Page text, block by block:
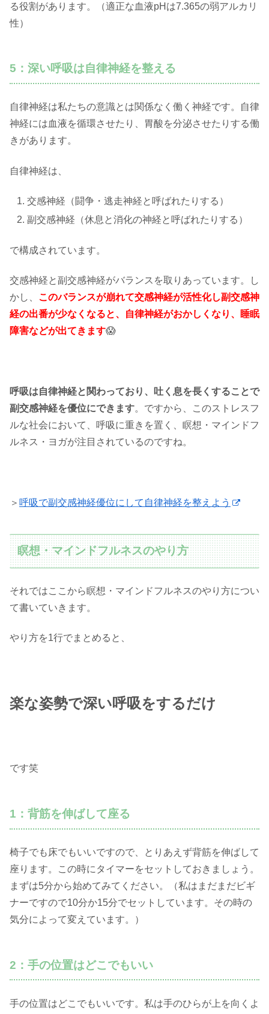
る役割があります。（適正な血液pHは7.365の弱アルカリ
性）
5：深い呼吸は自律神経を整える
自律神経は私たちの意識とは関係なく働く神経です。自律
神経には血液を循環させたり、胃酸を分泌させたりする働
きがあります。
自律神経は、
交感神経（闘争・逃走神経と呼ばれたりする）
副交感神経（休息と消化の神経と呼ばれたりする）
で構成されています。
交感神経と副交感神経がバランスを取りあっています。し
かし、 このバランスが崩れて交感神経が活性化し副交感神
経の出番が少なくなると、自律神経がおかしくなり、睡眠
障害などが出てきます😱
呼吸は自律神経と関わっており、吐く息を長くすることで
副交感神経を優位にできます。ですから、このストレスフ
ルな社会において、呼吸に重きを置く、瞑想・マインドフ
ルネス・ヨガが注目されているのですね。
＞ 呼吸で副交感神経優位にして自律神経を整えよう
瞑想・マインドフルネスのやり方
それではここから瞑想・マインドフルネスのやり方につい
て書いていきます。
やり方を1行でまとめると、
楽な姿勢で深い呼吸をするだけ
です笑
1：背筋を伸ばして座る
椅子でも床でもいいですので、とりあえず背筋を伸ばして
座ります。この時にタイマーをセットしておきましょう。
まずは5分から始めてみてください。（私はまだまだビギ
ナーですので10分か15分でセットしています。その時の
気分によって変えています。）
2：手の位置はどこでもいい
手の位置はどこでもいいです。私は手のひらが上を向くよ